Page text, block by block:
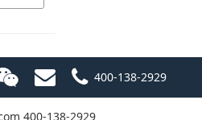
400-138-2929
400-138-2929